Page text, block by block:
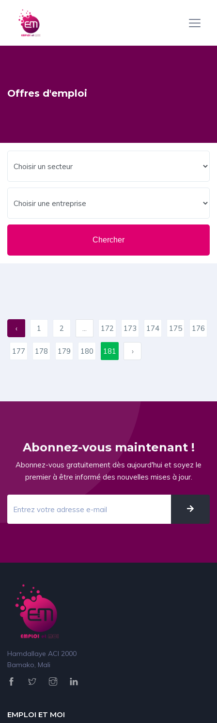
Offres d'emploi
Chercher
‹ 1 2 ... 172 173 174 175 176
177 178 179 180 181 ›
Abonnez-vous maintenant !
Abonnez-vous gratuitement dès aujourd'hui et soyez le
premier à être informé des nouvelles mises à jour.
Hamdallaye ACI 2000
Bamako, Mali
EMPLOI ET MOI